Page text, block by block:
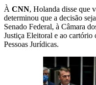
À CNN, Holanda disse que
determinou que a decisão
Senado Federal, à Câmara
Justiça Eleitoral e ao
Pessoas Jurídicas.